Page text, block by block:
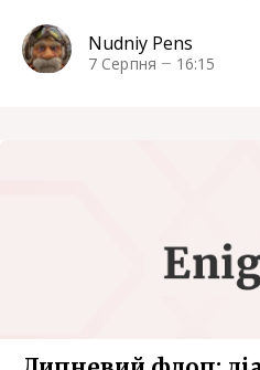
Nudniy Pens
7 Серпня 16:15